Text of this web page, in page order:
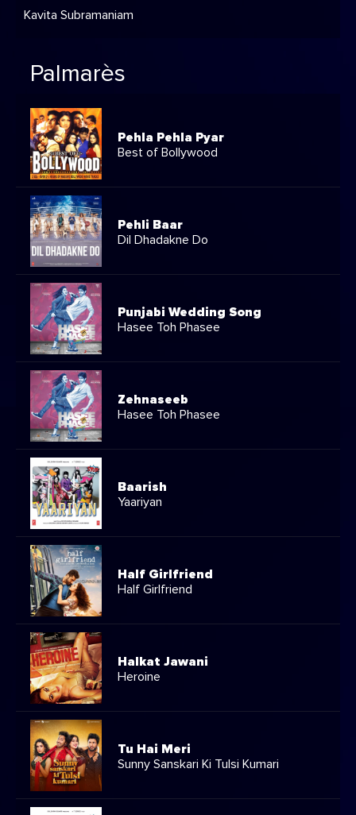
Kavita Subramaniam
Palmarès
Pehla Pehla Pyar
Best of Bollywood
Pehli Baar
Dil Dhadakne Do
Punjabi Wedding Song
Hasee Toh Phasee
Zehnaseeb
Hasee Toh Phasee
Baarish
Yaariyan
Half Girlfriend
Half Girlfriend
Halkat Jawani
Heroine
Tu Hai Meri
Sunny Sanskari Ki Tulsi Kumari